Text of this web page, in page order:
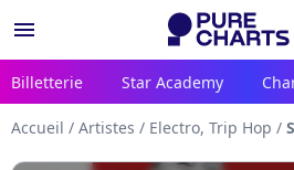
menu
Billetterie Star Academy
Accueil / Artistes / Electro, Trip Hop /